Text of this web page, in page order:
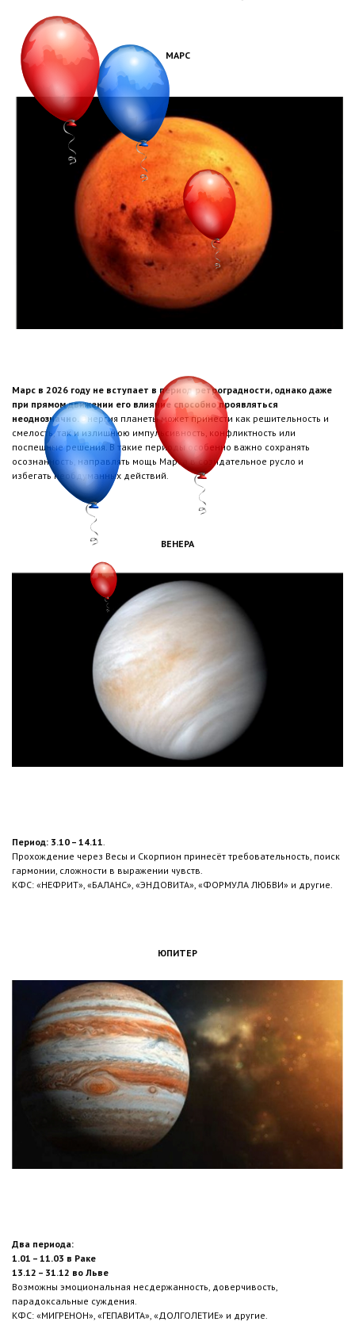
МАРС
Марс в 2026 году не вступает в период ретроградности, однако даже
при прямом движении его влияние способно проявляться
неоднозначно. Энергия планеты может принести как решительность и
смелость, так и излишнюю импульсивность, конфликтность или
поспешные решения. В такие периоды особенно важно сохранять
осознанность, направлять мощь Марса в созидательное русло и
избегать необдуманных действий.
ВЕНЕРА
Период: 3.10 – 14.11.
Прохождение через Весы и Скорпион принесёт требовательность, поиск
гармонии, сложности в выражении чувств.
КФС: «НЕФРИТ», «БАЛАНС», «ЭНДОВИТА», «ФОРМУЛА ЛЮБВИ» и другие.
ЮПИТЕР
Два периода:
1.01 – 11.03 в Раке
13.12 – 31.12 во Льве
Возможны эмоциональная несдержанность, доверчивость,
парадоксальные суждения.
КФС: «МИГРЕНОН», «ГЕПАВИТА», «ДОЛГОЛЕТИЕ» и другие.